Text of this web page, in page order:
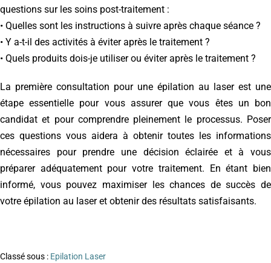
questions sur les soins post-traitement :
• Quelles sont les instructions à suivre après chaque séance ?
• Y a-t-il des activités à éviter après le traitement ?
• Quels produits dois-je utiliser ou éviter après le traitement ?
La première consultation pour une épilation au laser est une
étape essentielle pour vous assurer que vous êtes un bon
candidat et pour comprendre pleinement le processus. Poser
ces questions vous aidera à obtenir toutes les informations
nécessaires pour prendre une décision éclairée et à vous
préparer adéquatement pour votre traitement. En étant bien
informé, vous pouvez maximiser les chances de succès de
votre épilation au laser et obtenir des résultats satisfaisants.
Classé sous : Epilation Laser